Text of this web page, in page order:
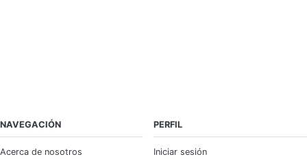
NAVEGACIÓN
Acerca de nosotros
PERFIL
Iniciar sesión